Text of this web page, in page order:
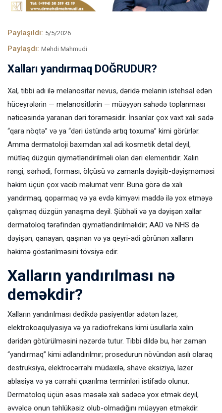
Paylaşıldı: 5/5/2026
Paylaşdı: Mehdi Mahmudi
Xalları yandırmaq DOĞRUDUR?
Xal, tibbi adı ilə melanositar nevus, dəridə melanin istehsal edən
hüceyrələrin — melanositlərin — müəyyən sahədə toplanması
nəticəsində yaranan dəri törəməsidir. İnsanlar çox vaxt xalı sadə
“qara nöqtə” və ya “dəri üstündə artıq toxuma” kimi görürlər.
Amma dermatoloji baxımdan xal adi kosmetik detal deyil,
mütləq düzgün qiymətləndirilməli olan dəri elementidir. Xalın
rəngi, sərhədi, forması, ölçüsü və zamanla dəyişib-dəyişməməsi
həkim üçün çox vacib məlumat verir. Buna görə də xalı
yandırmaq, qoparmaq və ya evdə kimyəvi maddə ilə yox etməyə
çalışmaq düzgün yanaşma deyil. Şübhəli və ya dəyişən xallar
dermatoloq tərəfindən qiymətləndirilməlidir; AAD və NHS də
dəyişən, qanayan, qaşınan və ya qeyri-adi görünən xalların
həkimə göstərilməsini tövsiyə edir.
Xalların yandırılması nə
deməkdir?
Xalların yandırılması dedikdə pasiyentlər adətən lazer,
elektrokoaqulyasiya və ya radiofrekans kimi üsullarla xalın
dəridən götürülməsini nəzərdə tutur. Tibbi dildə bu, hər zaman
“yandırmaq” kimi adlandırılmır; prosedurun növündən asılı olaraq
destruksiya, elektrocərrahi müdaxilə, shave eksiziya, lazer
ablasiya və ya cərrahi çıxarılma terminləri istifadə olunur.
Dermatoloq üçün əsas məsələ xalı sadəcə yox etmək deyil,
əvvəlcə onun təhlükəsiz olub-olmadığını müəyyən etməkdir.